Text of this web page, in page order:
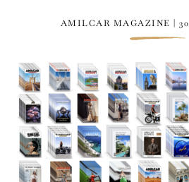
AMILCAR MAGAZINE |